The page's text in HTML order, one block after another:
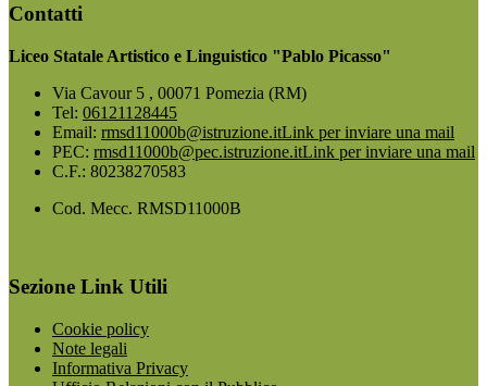
Contatti
Liceo Statale Artistico e Linguistico "Pablo Picasso"
Via Cavour 5 , 00071 Pomezia (RM)
Tel: 06121128445
Email: rmsd11000b@istruzione.itLink per inviare una mail
PEC: rmsd11000b@pec.istruzione.itLink per inviare una mail
C.F.: 80238270583
Cod. Mecc. RMSD11000B
Sezione Link Utili
Cookie policy
Note legali
Informativa Privacy